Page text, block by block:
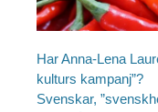
Har Anna-Lena
kulturs kampanj”?
Svenskar,